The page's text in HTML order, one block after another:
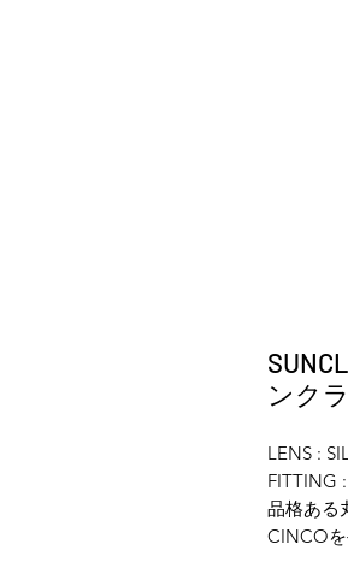
ンク
LENS :
FITTING
品格ある
CINCOを